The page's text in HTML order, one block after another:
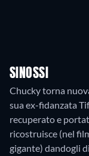
SINOSSI
Chucky torna
sua ex-fidanzata
recuperato e
ricostruisce (nel
gigante) dandogli